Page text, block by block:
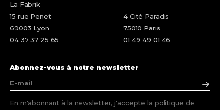
La Fabrik
15 rue Penet
69003 Lyon
04 37 37 25 65
4 Cité Paradis
75010 Paris
01 49 49 01 46
Abonnez-vous à notre newsletter
En m'abonnant à la newsletter, j'accepte la politique de